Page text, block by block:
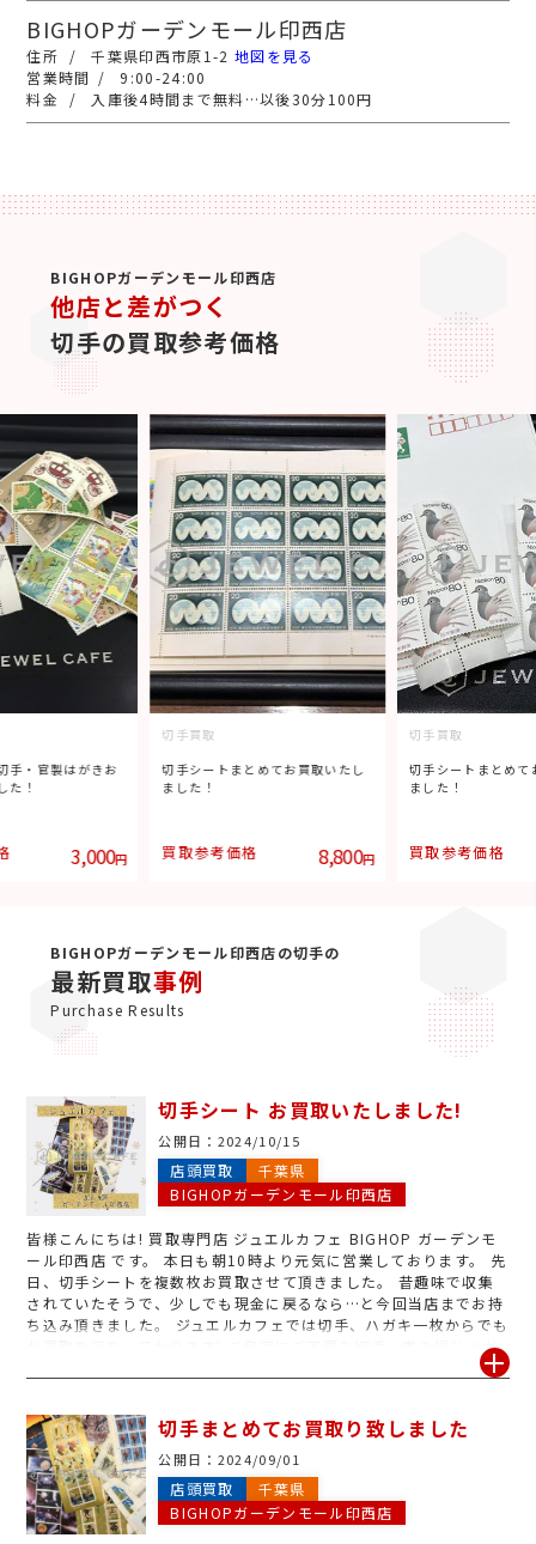
BIGHOPガーデンモール印西店
千葉県印西市原1-2 地図を見る
9:00-24:00
入庫後4時間まで無料…以後30分100円
BIGHOPガーデンモール印西店
他店と差がつく
切手の買取参考価格
手・官製はがきお
た！
3,000円
切手買取
切手シートまとめてお買取いたし
ました！
買取参考価格 8,800円
切手買取
切手シートまとめて
ました！
買取参考価格
BIGHOPガーデンモール印西店の切手の
最新買取事例
Purchase Results
切手シート お買取いたしました!
公開日： 2024/10/15
店頭買取
千葉県
BIGHOPガーデンモール印西店
皆様こんにちは! 買取専門店 ジュエルカフェ BIGHOP ガーデンモ
ール印西店 です。 本日も朝10時より元気に営業しております。 先
日、切手シートを複数枚お買取させて頂きました。 昔趣味で収集
されていたそうで、少しでも現金に戻るなら…と今回当店までお持
ち込み頂きました。 ジュエルカフェでは切手、ハガキ一枚からでも
お買取を行なっております! ご自宅にご不要な切手、書き損じハガ
キ等ございましたら、是非一度当店までお持ち込みください。 ス
切手まとめてお買取り致しました
公開日： 2024/09/01
店頭買取
千葉県
BIGHOPガーデンモール印西店